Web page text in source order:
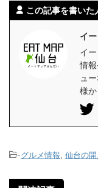
この記事を書いた
イ
イ
情
ュ
様
-グルメ情報 仙台の